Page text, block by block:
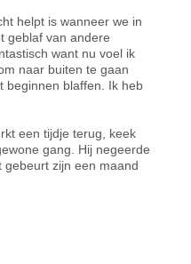
helpt is wanneer we in
geblaf van andere
want nu voel ik
naar buiten te gaan
beginnen blaffen. Ik heb
een tijdje terug, keek
gang. Hij negeerde
gebeurt zijn een maand